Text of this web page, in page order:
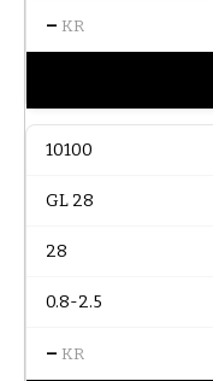
– KR
10100
GL 28
28
0.8-2.5
– KR